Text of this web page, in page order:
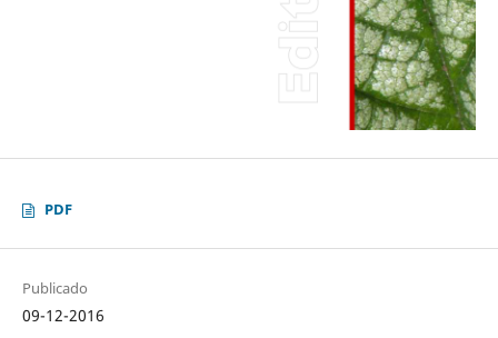
PDF
Publicado
09-12-2016